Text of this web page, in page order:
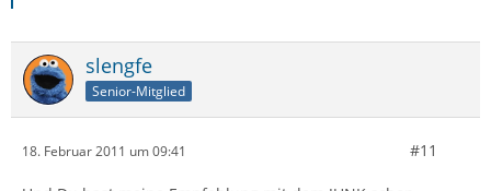
slengfe
Senior-Mitglied
18. Februar 2011 um 09:41 #11